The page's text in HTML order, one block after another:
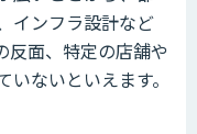
インフラ設計など
反面、特定の店舗や
ないといえます。